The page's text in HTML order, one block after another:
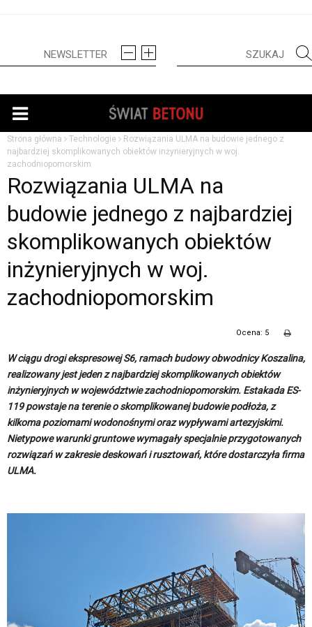
Strona główna Technologie
Rozwiązania ULMA na budowie jednego z
najbardziej skomplikowanych obiektów inżynieryjnych w woj.
zachodniopomorskim
Rozwiązania ULMA na
budowie jednego z najbardziej
skomplikowanych obiektów
inżynieryjnych w woj.
zachodniopomorskim
Ocena: 5
W ciągu drogi ekspresowej S6, ramach budowy obwodnicy Koszalina,
realizowany jest jeden z najbardziej skomplikowanych obiektów
inżynieryjnych w województwie zachodniopomorskim. Estakada ES-
119 powstaje na terenie o skomplikowanej budowie podłoża, z
kilkoma poziomami wodonośnymi oraz wypływami artezyjskimi.
Nietypowe warunki gruntowe wymagały specjalnie przygotowanych
rozwiązań w zakresie deskowań i rusztowań, które dostarczyła firma
ULMA.